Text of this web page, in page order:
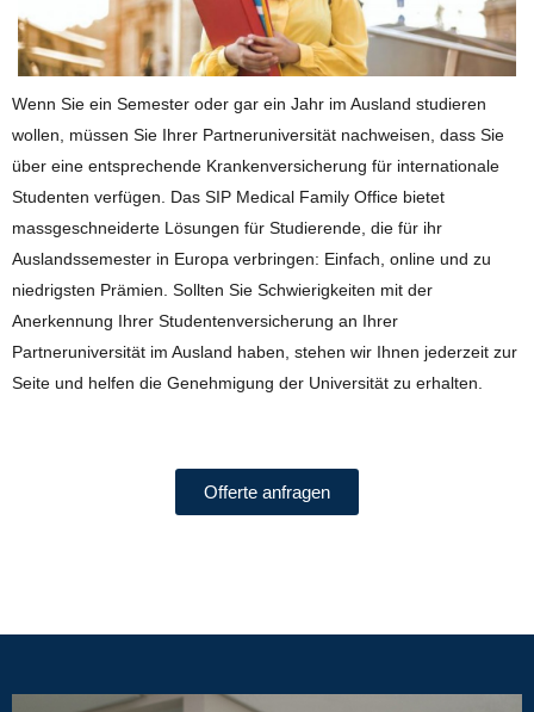
Wenn Sie ein Semester oder gar ein Jahr im Ausland studieren
wollen, müssen Sie Ihrer Partneruniversität nachweisen, dass Sie
über eine entsprechende Krankenversicherung für internationale
Studenten verfügen. Das SIP Medical Family Office bietet
massgeschneiderte Lösungen für Studierende, die für ihr
Auslandssemester in Europa verbringen: Einfach, online und zu
niedrigsten Prämien. Sollten Sie Schwierigkeiten mit der
Anerkennung Ihrer Studentenversicherung an Ihrer
Partneruniversität im Ausland haben, stehen wir Ihnen jederzeit zur
Seite und helfen die Genehmigung der Universität zu erhalten.
Offerte anfragen